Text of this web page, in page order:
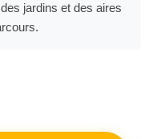
jardins et des aires